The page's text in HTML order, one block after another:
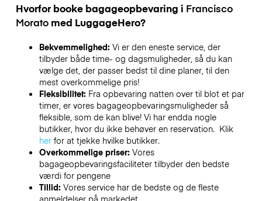
Hvorfor booke bagageopbevaring i Francisco
Moratomed LuggageHero?
Bekvemmelighed: Vi er den eneste service, der
tilbyder både time- og dagsmuligheder, så du kan
vælge det, der passer bedst til dine planer, til den
mest overkommelige pris!
Fleksibilitet: Fra opbevaring natten over til blot et par
timer, er vores bagageopbevaringsmuligheder så
fleksible, som de kan blive! Vi har endda nogle
butikker, hvor du ikke behøver en reservation. Klik
herfor at tjekke hvilke butikker.
Overkommelige priser: Vores
bagageopbevaringsfaciliteter tilbyder den bedste
værdi for pengene
Tillid: Vores service har de bedste og de fleste
anmeldelser på markedet.